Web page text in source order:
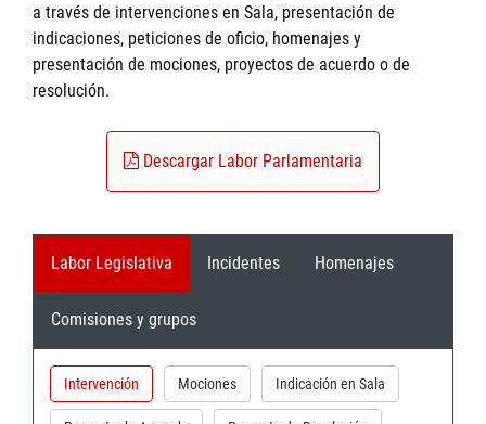
a través de intervenciones en Sala, presentación de
indicaciones, peticiones de oficio, homenajes y
presentación de mociones, proyectos de acuerdo o de
resolución.
Descargar Labor Parlamentaria
Labor Legislativa Incidentes Homenajes
Comisiones y grupos
Intervención Mociones Indicación en Sala